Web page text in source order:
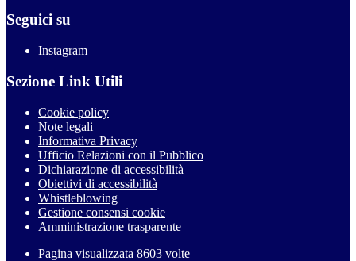
Seguici su
Instagram
Sezione Link Utili
Cookie policy
Note legali
Informativa Privacy
Ufficio Relazioni con il Pubblico
Dichiarazione di accessibilità
Obiettivi di accessibilità
Whistleblowing
Gestione consensi cookie
Amministrazione trasparente
Pagina visualizzata 8603 volte